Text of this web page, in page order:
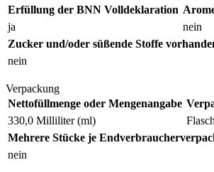
Erfüllung der BNN Volldeklaration
ja
nein
Zucker und/oder süßende Stoffe
nein
Verpackung
Nettofüllmenge oder Mengenangabe
330,0 Milliliter (ml)
Mehrere Stücke je
nein